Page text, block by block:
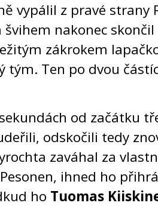
vypálil z pravé strany
nakonec
zákrokem
tým. Ten po dvou
sekundách od začátku
odskočili tedy
zaváhal za
ihned ho
ho Tuomas